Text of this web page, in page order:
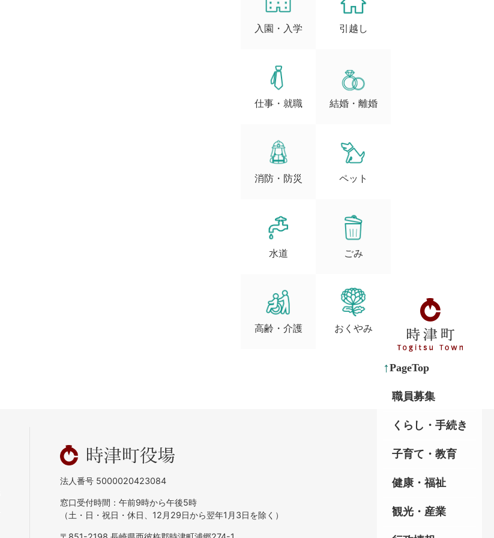
入園・入学 引越し
仕事・就職 結婚・離婚
消防・防災 ペット
水道 ごみ
高齢・介護 おくやみ
PageTop
職員募集
くらし・手続き
子育て・教育
健康・福祉
観光・産業
法人番号 5000020423084
窓口受付時間：午前9時から午後5時
（土・日・祝日・休日、12月29日から翌年1月3日を除く）